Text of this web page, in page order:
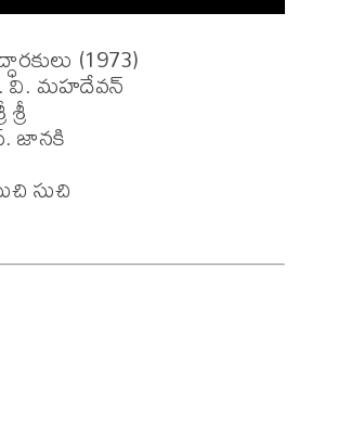
(1973)
వి. మహదేవన్
జానకి
సుచి